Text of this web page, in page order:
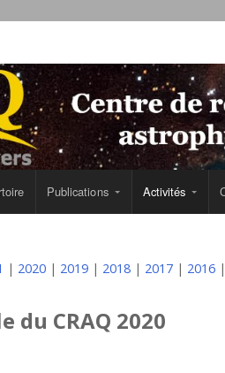
Publications Activités
| 2020 | 2019 | 2018 | 2017 | 2016 |
du CRAQ 2020